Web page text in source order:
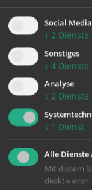
Social Media
↓ 2 Dienste
Sonstiges
↓ 4 Dienste
Analyse
↓ 2 Dienste
↓ 1 Dienst
Alle
Mit diesem
deaktivieren.